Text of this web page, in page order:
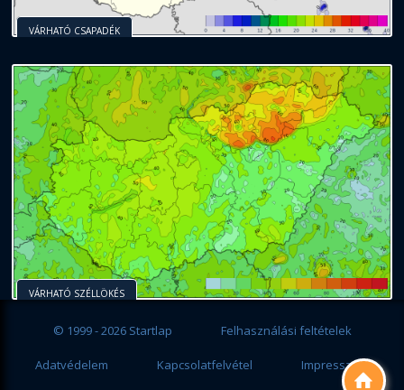

VÁRHATÓ CSAPADÉK
VÁRHATÓ SZÉLLÖKÉS
© 1999 - 2026 Startlap Felhasználási feltételek
Adatvédelem Kapcsolatfelvétel Impresszum